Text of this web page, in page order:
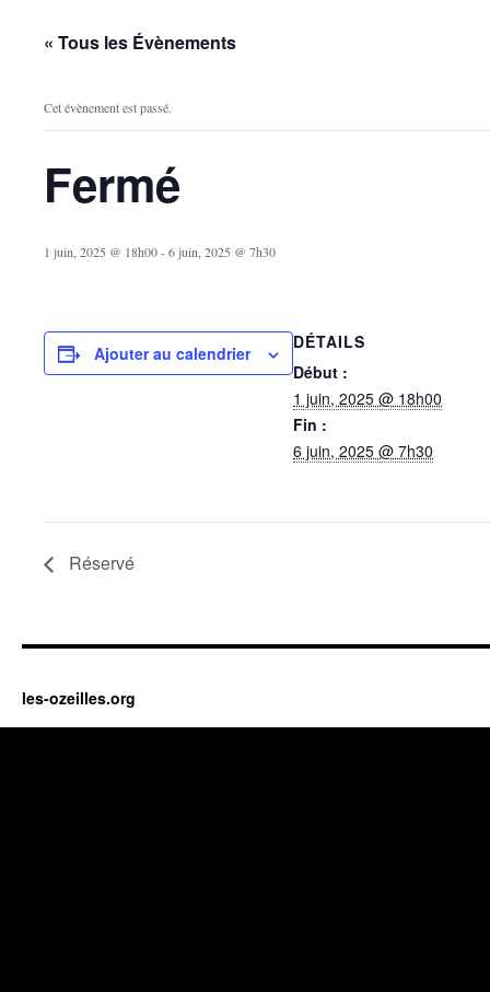
« Tous les Évènements
Cet évènement est passé.
Fermé
1 juin, 2025 @ 18h00-6 juin, 2025 @ 7h30
Ajouter au calendrier
DÉTAILS
Début :
1 juin, 2025 @ 18h00
Fin :
6 juin, 2025 @ 7h30
Réservé
les-ozeilles.org